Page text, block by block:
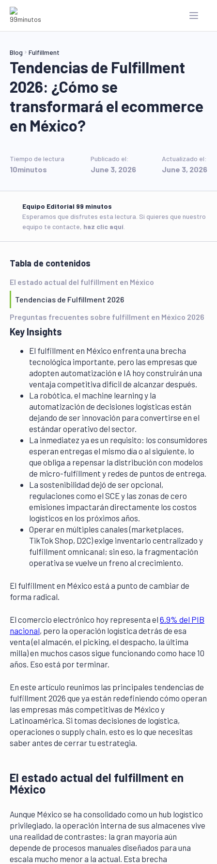
Blog Fulfillment
Tendencias de Fulfillment
2026: ¿Cómo se
transformará el ecommerce
en México?
Tiempo de lectura
10minutos
Publicado el:
June 3, 2026
Actualizado el:
June 3, 2026
Equipo Editorial 99 minutos
Esperamos que disfrutes esta lectura. Si quieres que nuestro
equipo te contacte, haz clic aquí.
Tabla de contenidos
El estado actual del fulfillment en México
Tendencias de Fulfillment 2026
Preguntas frecuentes sobre fulfillment en México 2026
Key Insights
El fulfillment en México enfrenta una brecha
tecnológica importante, pero las empresas que
adopten automatización e IA hoy construirán una
ventaja competitiva difícil de alcanzar después.
La robótica, el machine learning y la
automatización de decisiones logísticas están
dejando de ser innovación para convertirse en el
estándar operativo del sector.
La inmediatez ya es un requisito: los consumidores
esperan entregas el mismo día o al siguiente, lo
que obliga a repensar la distribución con modelos
de micro-fulfillment y redes de puntos de entrega.
La sostenibilidad dejó de ser opcional,
regulaciones como el SCE y las zonas de cero
emisiones impactarán directamente los costos
logísticos en los próximos años.
Operar en múltiples canales (marketplaces,
TikTok Shop, D2C) exige inventario centralizado y
fulfillment omnicanal; sin eso, la fragmentación
operativa se vuelve un freno al crecimiento.
El fulfillment en México está a punto de cambiar de
forma radical.
El comercio electrónico hoy representa el 6.9% del PIB
nacional, pero la operación logística detrás de esa
venta (el almacén, el picking, el despacho, la última
milla) en muchos casos sigue funcionando como hace 10
años. Eso está por terminar.
En este artículo reunimos las principales tendencias de
fulfillment 2026 que ya están redefiniendo cómo operan
las empresas más competitivas de México y
Latinoamérica. Si tomas decisiones de logística,
operaciones o supply chain, esto es lo que necesitas
saber antes de cerrar tu estrategia.
El estado actual del fulfillment en
México
Aunque México se ha consolidado como un hub logístico
privilegiado, la operación interna de sus almacenes vive
una realidad de contrastes: la gran mayoría aún
depende de procesos manuales diseñados para una
escala mucho menor a la actual. Esta brecha